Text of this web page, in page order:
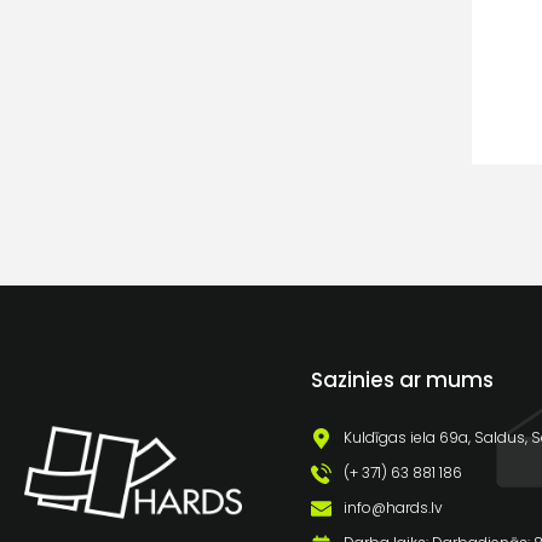
Sazinies ar mums
Kuldīgas iela 69a, Saldus,
(+ 371) 63 881 186
info@hards.lv